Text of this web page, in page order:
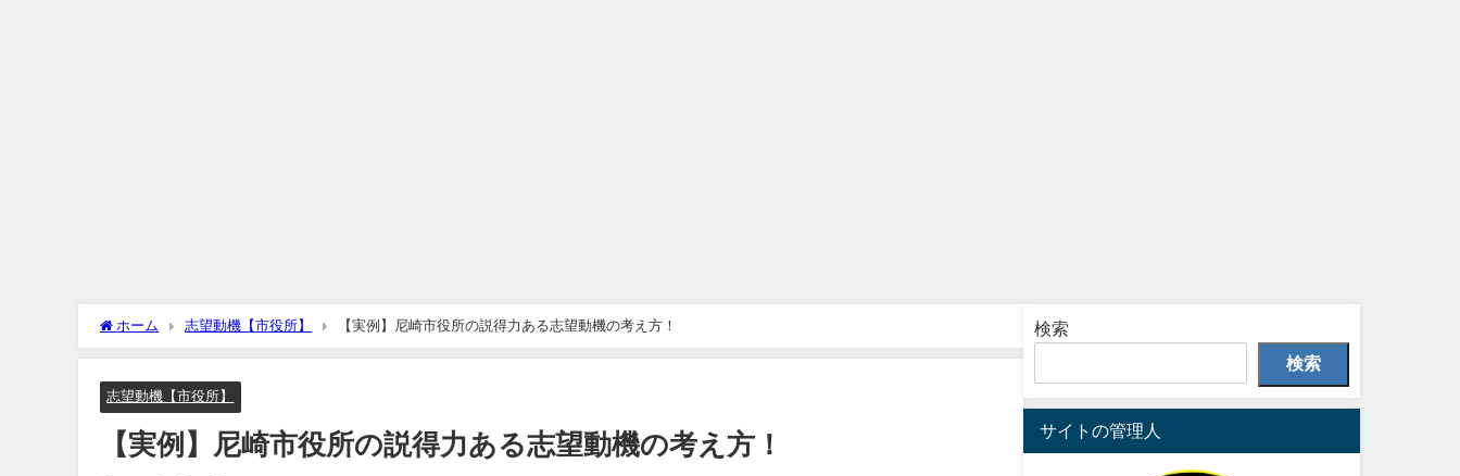
ホーム 志望動機【市役所】 【実例】尼崎市役所の説得力ある志望動機の考え方！
志望動機【市役所】
【実例】尼崎市役所の説得力ある志望動機の考え方！
検索
検索
サイトの管理人